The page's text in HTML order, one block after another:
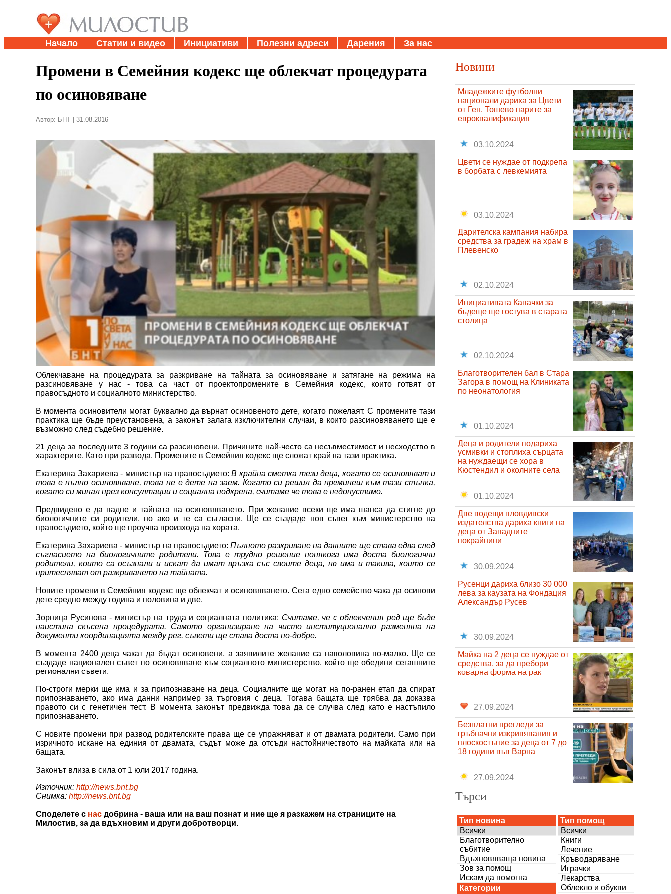
Начало Статии и видео Инициативи Полезни адреси Дарения За нас
Промени в Семейния кодекс ще облекчат процедурата
по осиновяване
Автор: БНТ | 31.08.2016
Облекчаване на процедурата за разкриване на тайната за осиновяване и затягане на режима на
разсиновяване у нас - това са част от проектопромените в Семейния кодекс, които готвят от
правосъдното и социалното министерство.
В момента осиновители могат буквално да върнат осиновеното дете, когато пожелаят. С промените тази
практика ще бъде преустановена, а законът залага изключителни случаи, в които разсиновяването ще е
възможно след съдебно решение.
21 деца за последните 3 години са разсиновени. Причините най-често са несъвместимост и несходство в
характерите. Като при развода. Промените в Семейния кодекс ще сложат край на тази практика.
Екатерина Захариева - министър на правосъдието: В крайна сметка тези деца, когато се осиновяват и
това е пълно осиновяване, това не е дете на заем. Когато си решил да преминеш към тази стъпка,
когато си минал през консултации и социална подкрепа, считаме че това е недопустимо.
Предвидено е да падне и тайната на осиновяването. При желание всеки ще има шанса да стигне до
биологичните си родители, но ако и те са съгласни. Ще се създаде нов съвет към министерство на
правосъдието, който ще проучва произхода на хората.
Екатерина Захариева - министър на правосъдието: Пълното разкриване на данните ще става едва след
съгласието на биологичните родители. Това е трудно решение понякога има доста биологични
родители, които са осъзнали и искат да имат връзка със своите деца, но има и такива, които се
притесняват от разкриването на тайната.
Новите промени в Семейния кодекс ще облекчат и осиновяването. Сега едно семейство чака да осинови
дете средно между година и половина и две.
Зорница Русинова - министър на труда и социалната политика: Считаме, че с облекчения ред ще бъде
наистина скъсена процедурата. Самото организиране на чисто институционално разменяна на
документи координацията между рег. съвети ще става доста по-добре.
В момента 2400 деца чакат да бъдат осиновени, а заявилите желание са наполовина по-малко. Ще се
създаде национален съвет по осиновяване към социалното министерство, който ще обедини сегашните
регионални съвети.
По-строги мерки ще има и за припознаване на деца. Социалните ще могат на по-ранен етап да спират
припознаването, ако има данни например за търговия с деца. Тогава бащата ще трябва да доказва
правото си с генетичен тест. В момента законът предвижда това да се случва след като е настъпило
припознаването.
С новите промени при развод родителските права ще се упражняват и от двамата родители. Само при
изричното искане на единия от двамата, съдът може да отсъди настойничеството на майката или на
бащата.
Законът влиза в сила от 1 юли 2017 година.
Източник: http://news.bnt.bg
Снимка: http://news.bnt.bg
Споделете с нас добрина - ваша или на ваш познат и ние ще я разкажем на страниците на
Милостив, за да вдъхновим и други добротворци.
Новини
Младежките футболни
национали дариха за Цвети
от Ген. Тошево парите за
евроквалификация
03.10.2024
Цвети се нуждае от подкрепа
в борбата с левкемията
03.10.2024
Дарителска кампания набира
средства за градеж на храм в
Плевенско
02.10.2024
Инициативата Капачки за
бъдеще ще гостува в старата
столица
02.10.2024
Благотворителен бал в Стара
Загора в помощ на Клиниката
по неонатология
01.10.2024
Деца и родители подариха
усмивки и стоплиха сърцата
на нуждаещи се хора в
Кюстендил и околните села
01.10.2024
Две водещи пловдивски
издателства дариха книги на
деца от Западните
покрайнини
30.09.2024
Русенци дариха близо 30 000
лева за каузата на Фондация
Александър Русев
30.09.2024
Майка на 2 деца се нуждае от
средства, за да пребори
коварна форма на рак
27.09.2024
Безплатни прегледи за
гръбначни изкривявания и
плоскостъпие за деца от 7 до
18 години във Варна
27.09.2024
Търси
Тип новина
Всички
Благотворително
събитие
Вдъхновяваща новина
Зов за помощ
Искам да помогна
Категории
Тип помощ
Всички
Книги
Лечение
Кръводаряване
Играчки
Лекарства
Облекло и обукви